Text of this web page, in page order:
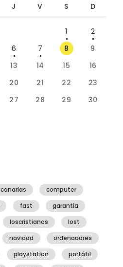
J V S D
1
2
6 7 8
9
13 14 15
16
20 21 22
23
27 28 29
30
canarias
computer
fast
garantía
loscristianos
lost
navidad
ordenadores
playstation
portátil